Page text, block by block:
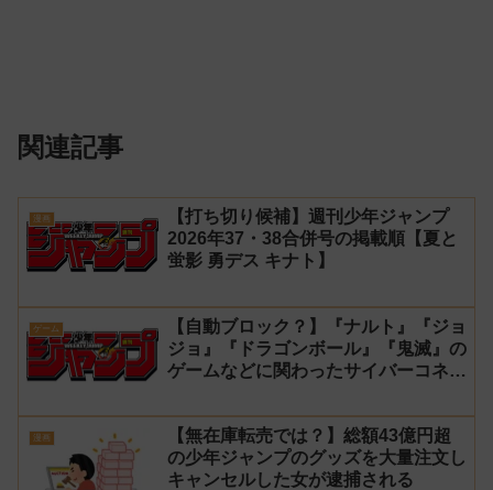
関連記事
漫画
【打ち切り候補】週刊少年ジャンプ
2026年37・38合併号の掲載順【夏と
蛍影 勇デス キナト】
ゲーム
【自動ブロック？】『ナルト』『ジョ
ジョ』『ドラゴンボール』『鬼滅』の
ゲームなどに関わったサイバーコネク
ブロックされてしまう
漫画
【無在庫転売では？】総額43億円超
の少年ジャンプのグッズを大量注文し
キャンセルした女が逮捕される